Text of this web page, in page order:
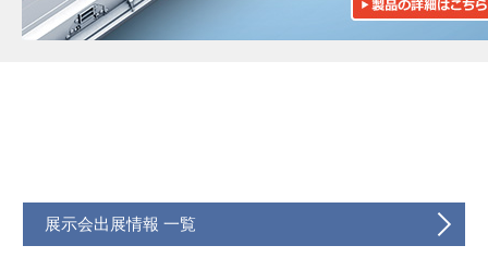
展示会出展情報 一覧